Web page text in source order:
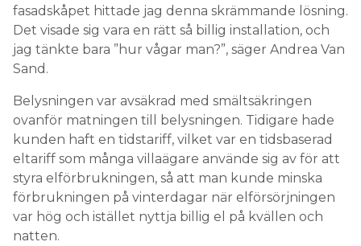
fasadskåpet hittade jag denna skrämmande lösning.
Det visade sig vara en rätt så billig installation, och
jag tänkte bara ”hur vågar man?”, säger Andrea Van
Sand.
Belysningen var avsäkrad med smältsäkringen
ovanför matningen till belysningen. Tidigare hade
kunden haft en tidstariff, vilket var en tidsbaserad
eltariff som många villaägare använde sig av för att
styra elförbrukningen, så att man kunde minska
förbrukningen på vinterdagar när elförsörjningen
var hög och istället nyttja billig el på kvällen och
natten.